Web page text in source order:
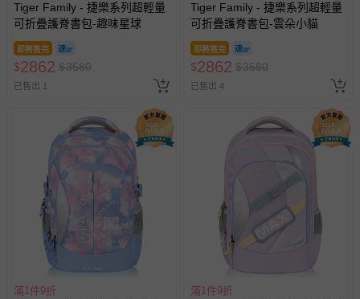
Tiger Family - 捷樂系列超輕量
可折疊護脊書包-趣味星球
即將售完
$2862 $3580
已售出 1
Tiger Family - 捷樂系列超輕量
可折疊護脊書包-雲朵小貓
即將售完
$2862 $3580
已售出 4
滿1件9折 滿1件9折